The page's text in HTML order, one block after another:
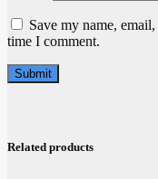
Save my name,
time I comment.
Related products